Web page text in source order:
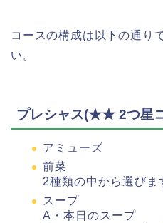
コースの構成は以下の通り
い。
プレシャス(★★ 2つ星
アミューズ
前菜
2種類の中から選びま
スープ
A・本日のスープ